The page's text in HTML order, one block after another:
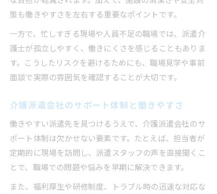
策も働きやすさを左右する重要なポイントです。
一方で、忙しすぎる現場や人員不足の職場では、派遣介
護士が孤立しやすく、働きにくさを感じることもありま
す。こうしたリスクを避けるためにも、職場見学や事前
面談で実際の雰囲気を確認することが大切です。
介護派遣会社のサポート体制と働きやすさ
働きやすい派遣先を見つけるうえで、介護派遣会社のサ
ポート体制は欠かせない要素です。たとえば、担当者が
定期的に現場を訪問し、派遣スタッフの声を直接聞くこ
とで、職場での問題や悩みを早期に解決できます。
また、福利厚生や研修制度、トラブル時の迅速な対応な